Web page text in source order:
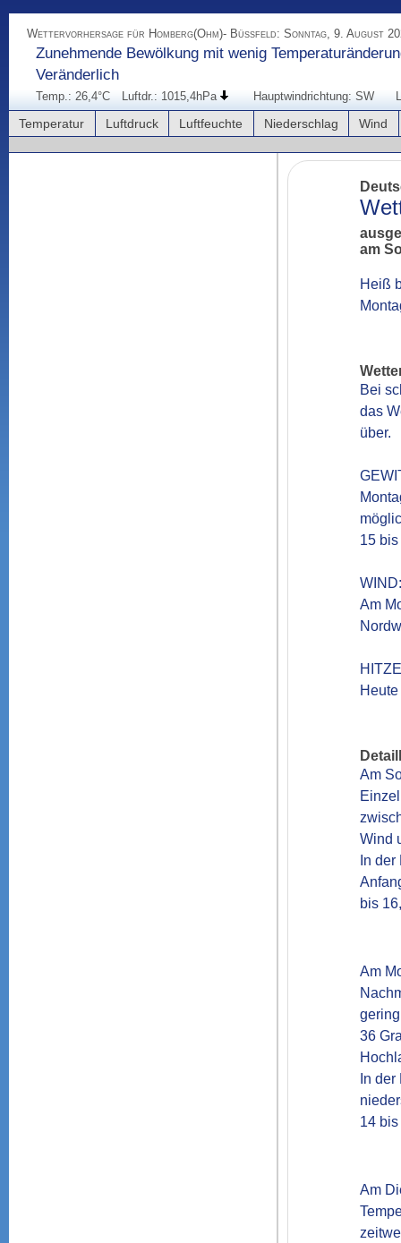
Wettervorhersage für Homberg(Ohm)- Büßfeld: Sonntag, 9. August
Zunehmende Bewölkung mit wenig
Veränderlich
Temp.: 26,4°C Luftdr.: 1015,4hPa Hauptwindrichtung: SW
Temperatur Luftdruck Luftfeuchte Niederschlag Wind
am
Heiß
Bei
das
über.
15
Am
Am
Wind
In
Am
36
In
Am